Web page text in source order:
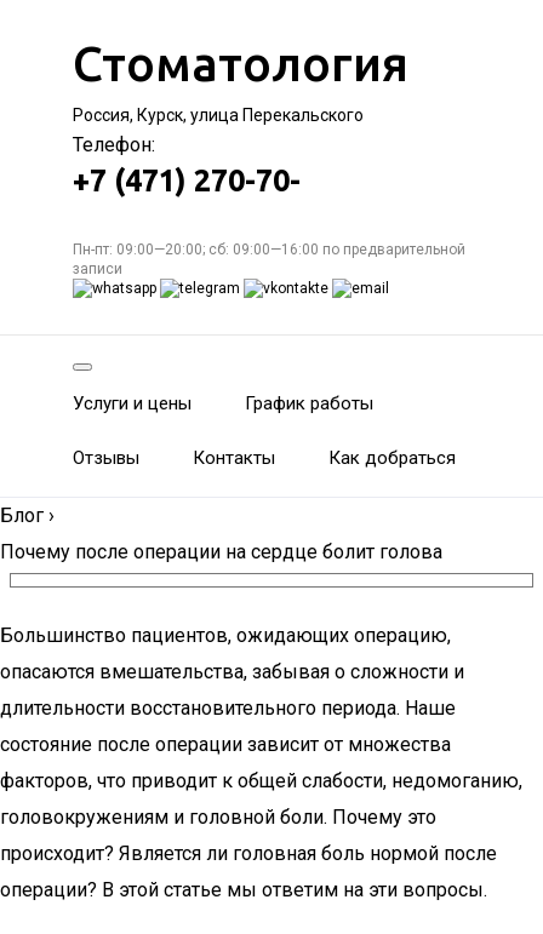
Стоматология
Россия, Курск, улица Перекальского
Телефон:
+7 (471) 270-70-
Пн-пт: 09:00—20:00; сб: 09:00—16:00 по предварительной
записи
Услуги и цены График работы
Отзывы Контакты Как добраться
Блог ›
Почему после операции на сердце болит голова
Большинство пациентов, ожидающих операцию,
опасаются вмешательства, забывая о сложности и
длительности восстановительного периода. Наше
состояние после операции зависит от множества
факторов, что приводит к общей слабости, недомоганию,
головокружениям и головной боли. Почему это
происходит? Является ли головная боль нормой после
операции? В этой статье мы ответим на эти вопросы.